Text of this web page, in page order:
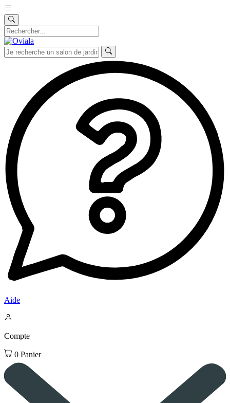
Aide
Compte
0 Panier